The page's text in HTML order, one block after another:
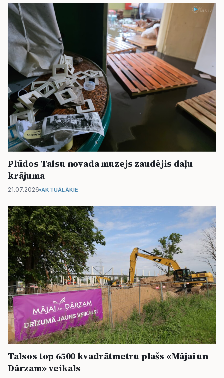
Plūdos Talsu novada muzejs zaudējis daļu
krājuma
21.07.2026 AKTUĀLĀKIE
Talsos top 6500 kvadrātmetru plašs «Mājai un
Dārzam» veikals